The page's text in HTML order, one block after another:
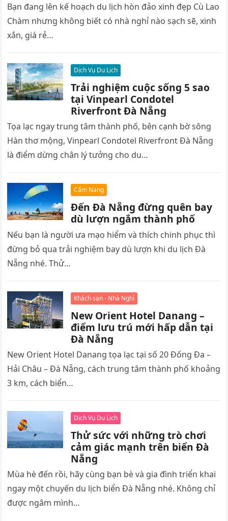
Bạn đang lên kế hoạch du lịch hòn đảo xinh đẹp Cù Lao
Chàm nhưng không biết có nhà nghỉ nào sạch sẽ, xinh
xắn, giá rẻ…
Dịch Vụ Du Lịch
Trải nghiệm cuộc sống 5 sao
tại Vinpearl Condotel
Riverfront Đà Nẵng
Tọa lạc ngay trung tâm thành phố, bên cạnh bờ sông
Hàn thơ mộng, Vinpearl Condotel Riverfront Đà Nẵng
là điểm dừng chân lý tưởng cho du…
Cẩm Nang
Đến Đà Nẵng đừng quên bay
dù lượn ngắm thành phố
Nếu bạn là người ưa mạo hiểm và thích chinh phục thì
đừng bỏ qua trải nghiệm bay dù lượn khi du lịch Đà
Nẵng nhé. Thử…
Khách sạn - Nhà Nghỉ
New Orient Hotel Danang –
điểm lưu trú mới hấp dẫn tại
Đà Nẵng
New Orient Hotel Danang tọa lạc tại số 20 Đống Đa –
Hải Châu – Đà Nẵng, cách trung tâm thành phố khoảng
3 km, cách biển…
Dịch Vụ Du Lịch
Thử sức với những trò chơi
cảm giác mạnh trên biển Đà
Nẵng
Mùa hè đến rồi, hãy cùng bạn bè và gia đình triển khai
ngay một chuyến du lịch biển Đà Nẵng nhé. Không chỉ
được ngâm mình…